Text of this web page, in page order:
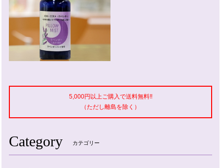
5,000円以上ご購入で送料無料!!
（ただし離島を除く）
Category カテゴリー